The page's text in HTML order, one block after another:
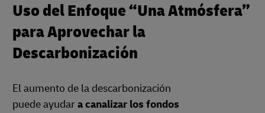
Uso del Enfoque “Una Atmósfera”
para Aprovechar la
Descarbonización
El aumento de la descarbonización
puede ayudara canalizar los fondos